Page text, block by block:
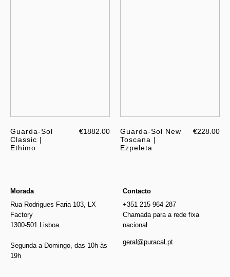
Guarda-Sol
Classic |
Ethimo
€1882.00
Guarda-Sol New
Toscana |
Ezpeleta
€228.00
Morada
Rua Rodrigues Faria 103, LX
Factory
1300-501 Lisboa
Segunda a Domingo, das 10h às
19h
Contacto
+351 215 964 287
Chamada para a rede fixa
nacional
geral@puracal.pt